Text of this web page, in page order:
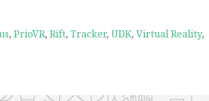
, PrioVR, Rift, Tracker, UDK, Virtual Reality,